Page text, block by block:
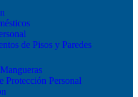
de Pisos y Paredes
Protección Personal